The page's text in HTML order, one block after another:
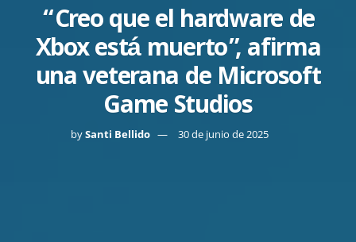
“Creo que el hardware de
Xbox está muerto”, afirma
una veterana de Microsoft
Game Studios
bySanti Bellido 30 de junio de 2025